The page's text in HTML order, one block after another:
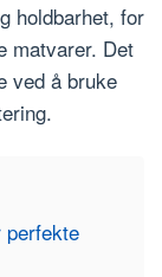
holdbarhet, for
matvarer. Det
ved å bruke